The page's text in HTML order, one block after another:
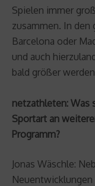
Spielen immer
zusammen. In den
Barcelona oder
und auch
bald größer
netzathleten: Was
Sportart an
Programm?
Jonas Wäschle: